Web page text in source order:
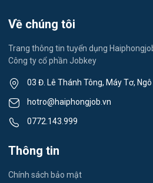
Lái xe
Tiếng Nhật
Du lịch
Công nhân
Việc làm Nam Đồng
Việc làm Tân Hưng
Việc làm Ái Quốc
Về chúng tôi
Trang thông tin tuyển dụng
Công ty cổ phần Jobkey
03 Đ. Lê Thánh Tông, Máy Tơ,
hotro@haiphongjob.vn
0772.143.999
Thông tin
Chính sách bảo mật